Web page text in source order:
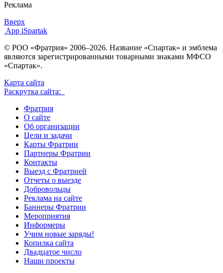
Реклама
Вверх
App iSpartak
© РОО «Фратрия» 2006–2026. Название «Спартак» и эмблема
являются зарегистрированными товарными знаками МФСО
«Спартак».
Карта сайта
Раскрутка сайта:
Фратрия
О сайте
Об организации
Цели и задачи
Карты Фратрии
Партнеры Фратрии
Контакты
Выезд с Фратрией
Отчеты о выезде
Добровольцы
Реклама на сайте
Баннеры Фратрии
Мероприятия
Информеры
Учим новые заряды!
Копилка сайта
Двадцатое число
Наши проекты